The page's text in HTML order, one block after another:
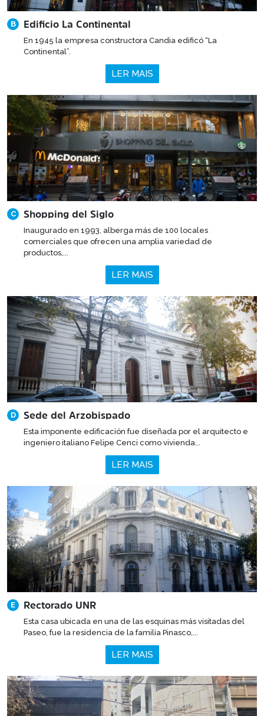
B Edificio La Continental
En 1945 la empresa constructora Candia edificó “La
Continental”.
LER MAIS
C Shopping del Siglo
Inaugurado en 1993, alberga más de 100 locales
comerciales que ofrecen una amplia variedad de
productos,...
LER MAIS
D Sede del Arzobispado
Esta imponente edificación fue diseñada por el arquitecto e
ingeniero italiano Felipe Cenci como vivienda...
LER MAIS
E Rectorado UNR
Esta casa ubicada en una de las esquinas más visitadas del
Paseo, fue la residencia de la familia Pinasco,...
LER MAIS